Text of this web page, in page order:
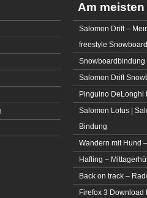
Am meisten
Salomon Drift –
freestyle Snowboard
Snowboardbindung
Salomon Drift
Pinguino DeLonghi
Salomon Lotus |
Bindung
Wandern mit Hund
Hafling –
Back on track –
Firefox 3 Download